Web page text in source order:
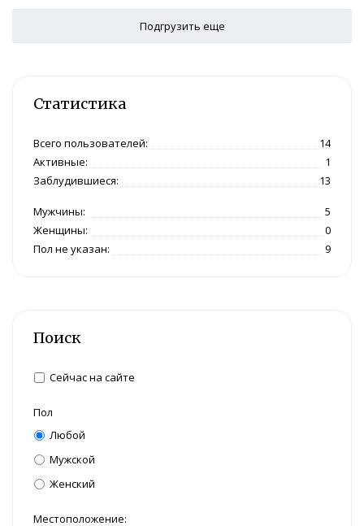
Подгрузить еще
Статистика
Всего пользователей:
14
Активные:
1
Заблудившиеся:
13
Мужчины:
5
Женщины:
0
Пол не указан:
9
Поиск
Сейчас на сайте
Пол
Любой
Мужской
Женский
Местоположение